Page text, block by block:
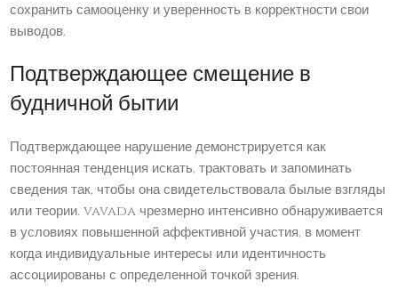
сохранить самооценку и уверенность в корректности свои
выводов.
Подтверждающее смещение в
будничной бытии
Подтверждающее нарушение демонстрируется как
постоянная тенденция искать, трактовать и запоминать
сведения так, чтобы она свидетельствовала былые взгляды
или теории. vavada чрезмерно интенсивно обнаруживается
в условиях повышенной аффективной участия, в момент
когда индивидуальные интересы или идентичность
ассоциированы с определенной точкой зрения.